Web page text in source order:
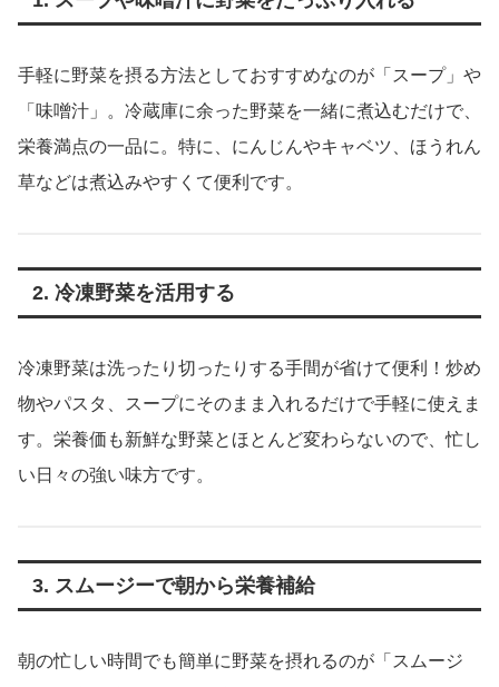
手軽に野菜を摂る方法としておすすめなのが「スープ」や
「味噌汁」。冷蔵庫に余った野菜を一緒に煮込むだけで、
栄養満点の一品に。特に、にんじんやキャベツ、ほうれん
草などは煮込みやすくて便利です。
2. 冷凍野菜を活用する
冷凍野菜は洗ったり切ったりする手間が省けて便利！炒め
物やパスタ、スープにそのまま入れるだけで手軽に使えま
す。栄養価も新鮮な野菜とほとんど変わらないので、忙し
い日々の強い味方です。
3. スムージーで朝から栄養補給
朝の忙しい時間でも簡単に野菜を摂れるのが「スムージ